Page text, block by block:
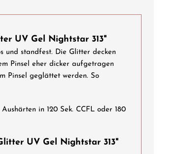
UV Gel Nightstar 313"
und standfest. Die Glitter decken
Pinsel eher dicker aufgetragen
Pinsel geglättet werden. So
in 120 Sek. CCFL oder 180
UV Gel Nightstar 313"